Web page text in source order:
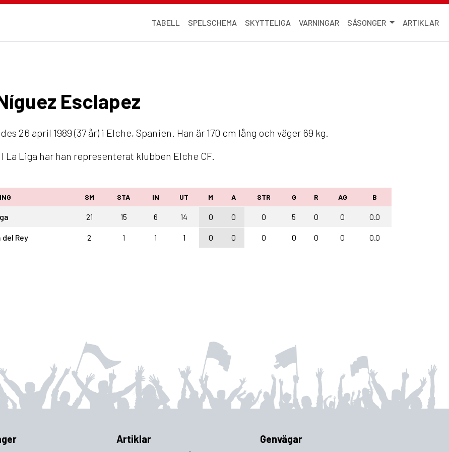
TABELL SPELSCHEMA SKYTTELIGA VARNINGAR SÄSONGER ARTIKLAR
Esclapez
26 april 1989 (37 år) i Elche, Spanien. Han är 170 cm lång och väger 69 kg.
Liga har han representerat klubben Elche CF.
SM STA IN UT M A STR G R AG B
21 15 6 14 0 0 0 5 0 0 0.0
del Rey 2 1 1 1 0 0 0 0 0 0 0.0
Artiklar Genvägar